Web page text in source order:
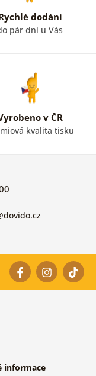
dodání
pár dní u Vás
v ČR
kvalita tisku
informace